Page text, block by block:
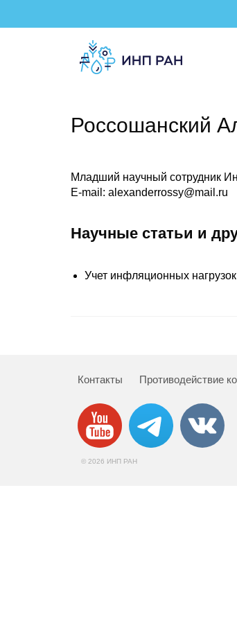
Россошанский
Младший научный сотрудник
E-mail: alexanderrossy@mail.ru
Научные статьи и
Учет инфляционных
Контакты Противодействие
© 2026 ИНП РАН